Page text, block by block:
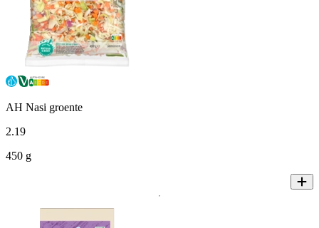
AH Nasi groente
2.19
450 g